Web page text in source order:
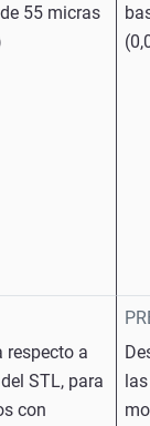
55 micras
respecto a
STL, para
con